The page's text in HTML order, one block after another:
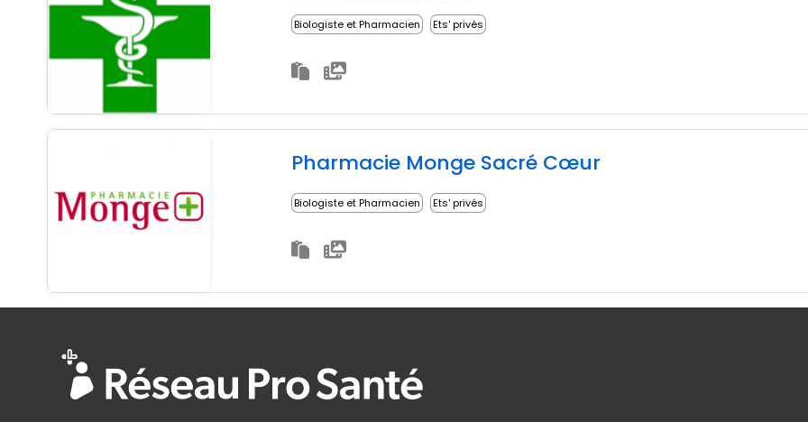
Biologiste et Pharmacien Ets' privés
Pharmacie Monge Sacré Cœur
Biologiste et Pharmacien Ets' privés